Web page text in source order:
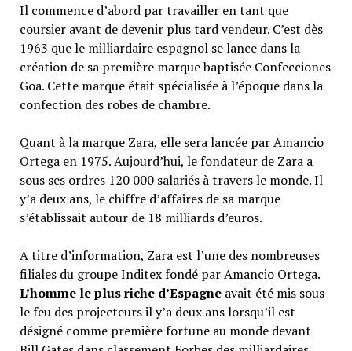
Il commence d’abord par travailler en tant que
coursier avant de devenir plus tard vendeur. C’est dès
1963 que le milliardaire espagnol se lance dans la
création de sa première marque baptisée Confecciones
Goa. Cette marque était spécialisée à l’époque dans la
confection des robes de chambre.
Quant à la marque Zara, elle sera lancée par Amancio
Ortega en 1975. Aujourd’hui, le fondateur de Zara a
sous ses ordres 120 000 salariés à travers le monde. Il
y’a deux ans, le chiffre d’affaires de sa marque
s’établissait autour de 18 milliards d’euros.
A titre d’information, Zara est l’une des nombreuses
filiales du groupe Inditex fondé par Amancio Ortega.
L’homme le plus riche d’Espagneavait été mis sous
le feu des projecteurs il y’a deux ans lorsqu’il est
désigné comme première fortune au monde devant